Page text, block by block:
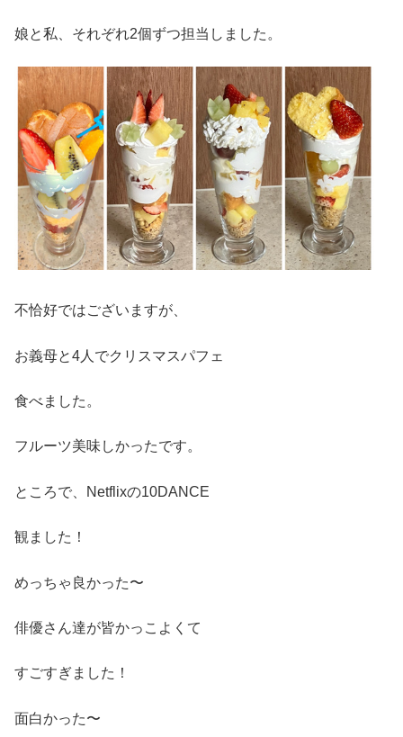
娘と私、それぞれ2個ずつ担当しました。
不恰好ではございますが、
お義母と4人でクリスマスパフェ
食べました。
フルーツ美味しかったです。
ところで、Netflixの10DANCE
観ました！
めっちゃ良かった〜
俳優さん達が皆かっこよくて
すごすぎました！
面白かった〜